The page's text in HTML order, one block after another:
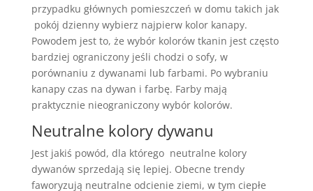
przypadku głównych pomieszczeń w domu takich jak
pokój dzienny wybierz najpierw kolor kanapy.
Powodem jest to, że wybór kolorów tkanin jest często
bardziej ograniczony jeśli chodzi o sofy, w
porównaniu z dywanami lub farbami. Po wybraniu
kanapy czas na dywan i farbę. Farby mają
praktycznie nieograniczony wybór kolorów.
Neutralne kolory dywanu
Jest jakiś powód, dla którego neutralne kolory
dywanów sprzedają się lepiej. Obecne trendy
faworyzują neutralne odcienie ziemi, w tym ciepłe